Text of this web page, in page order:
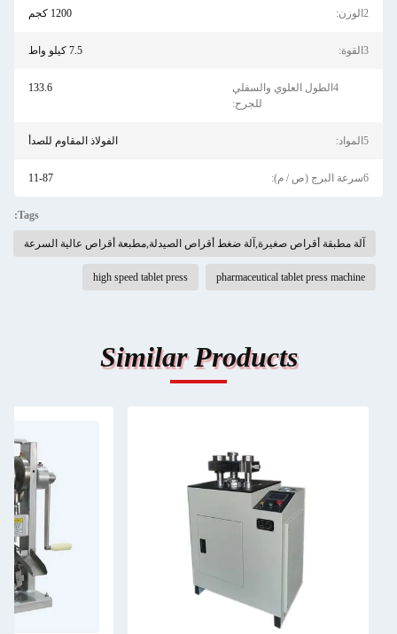
2الوزن: 1200 كجم
3القوة: 7.5 كيلو واط
4الطول العلوي والسفلي
للجرح:
133.6
5المواد: الفولاذ المقاوم للصدأ
6سرعة البرج (ص / م): 11-87
Tags:
آلة مطبقة أقراص صغيرة,آلة ضغط أقراص الصيدلة,مطبعة أقراص عالية السرعة
pharmaceutical tablet press machine
high speed tablet press
Similar Products